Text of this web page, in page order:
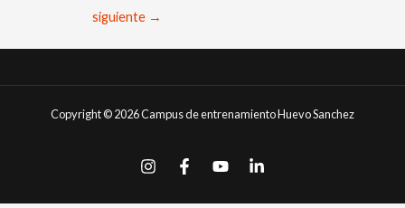
siguiente →
Copyright © 2026 Campus de entrenamiento Huevo Sanchez